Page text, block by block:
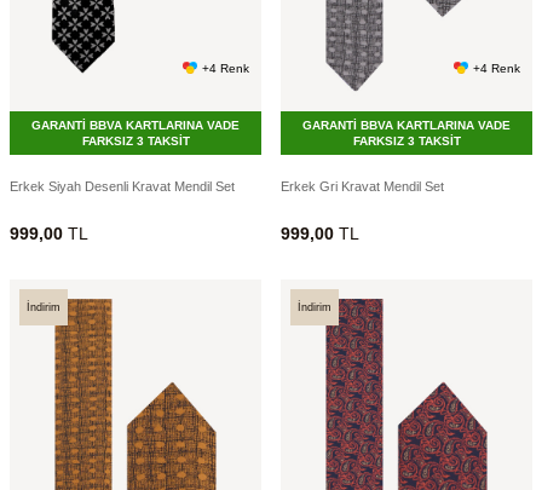
+4 Renk
GARANTİ BBVA KARTLARINA VADE
FARKSIZ 3 TAKSİT
Erkek Siyah Desenli Kravat Mendil Set
999,00 TL
+4 Renk
GARANTİ BBVA KARTLARINA VADE
FARKSIZ 3 TAKSİT
Erkek Gri Kravat Mendil Set
999,00 TL
İndirim İndirim